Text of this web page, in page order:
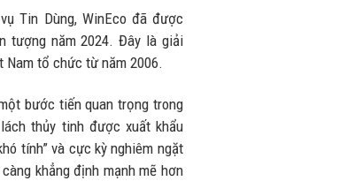
Tin Dùng, WinEco đã được
tượng năm 2024. Đây là giải
tổ chức từ năm 2006.
bước tiến quan trọng trong
thủy tinh được xuất khẩu
tính” và cực kỳ nghiêm ngặt
khẳng định mạnh mẽ hơn